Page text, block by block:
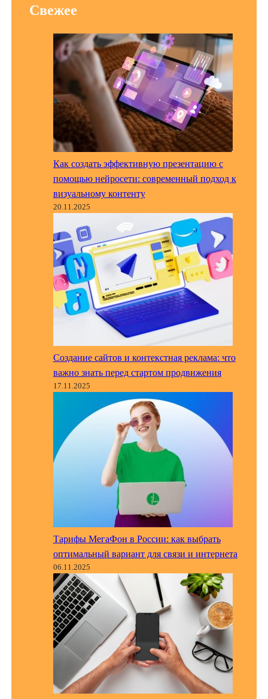
Свежее
Как создать эффективную презентацию с
помощью нейросети: современный подход к
визуальному контенту
20.11.2025
Создание сайтов и контекстная реклама: что
важно знать перед стартом продвижения
17.11.2025
Тарифы МегаФон в России: как выбрать
оптимальный вариант для связи и интернета
06.11.2025